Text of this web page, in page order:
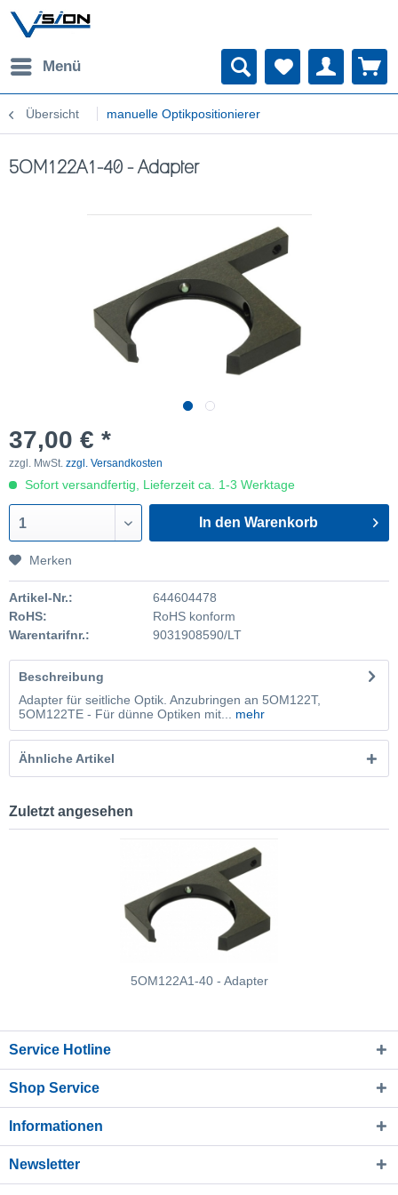
Menü
Übersicht manuelle Optikpositionierer
5OM122A1-40 - Adapter
37,00 € *
zzgl. MwSt. zzgl. Versandkosten
Sofort versandfertig, Lieferzeit ca. 1-3 Werktage
1 In den Warenkorb
Merken
Artikel-Nr.:
644604478
RoHS:
RoHS konform
Warentarifnr.:
9031908590/LT
Beschreibung
Adapter für seitliche Optik. Anzubringen an 5OM122T,
5OM122TE - Für dünne Optiken mit...
mehr
Ähnliche Artikel
Zuletzt angesehen
5OM122A1-40 - Adapter
Service Hotline
Shop Service
Informationen
Newsletter